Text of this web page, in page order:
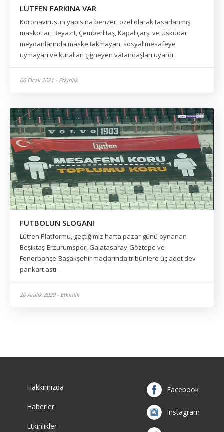
LÜTFEN FARKINA VAR
Koronavirüsün yapısına benzer, özel olarak tasarlanmış
maskotlar, Beyazıt, Çemberlitaş, Kapalıçarşı ve Üsküdar
meydanlarında maske takmayan, sosyal mesafeye
uymayan ve kuralları çiğneyen vatandaşları uyardı.
06 Ocak 2021 - Etkinlik
FUTBOLUN SLOGANI
Lütfen Platformu, geçtiğimiz hafta pazar günü oynanan
Beşiktaş-Erzurumspor, Galatasaray-Göztepe ve
Fenerbahçe-Başakşehir maçlarında tribünlere üç adet dev
pankart astı.
20 Aralık 2020 - Etkinlik
Hakkımızda
Haberler
Etkinlikler
Facebook
Instagram